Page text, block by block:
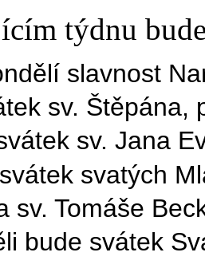
týdnu
slavnost
sv. Štěpána,
sv. Jana
svatých
sv. Tomáše
bude svátek